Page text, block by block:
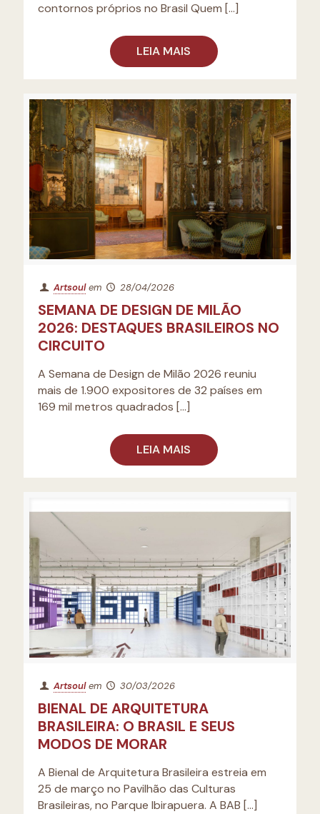
contornos próprios no Brasil Quem […]
LEIA MAIS
Artsoul em 28/04/2026
SEMANA DE DESIGN DE MILÃO
2026: DESTAQUES BRASILEIROS NO
CIRCUITO
A Semana de Design de Milão 2026 reuniu
mais de 1.900 expositores de 32 países em
169 mil metros quadrados […]
LEIA MAIS
Artsoul em 30/03/2026
BIENAL DE ARQUITETURA
BRASILEIRA: O BRASIL E SEUS
MODOS DE MORAR
A Bienal de Arquitetura Brasileira estreia em
25 de março no Pavilhão das Culturas
Brasileiras, no Parque Ibirapuera. A BAB […]